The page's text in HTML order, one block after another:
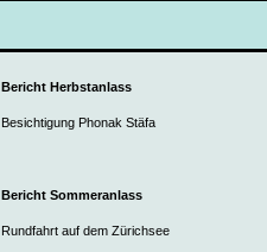
Bericht Herbstanlass
Besichtigung Phonak Stäfa
Bericht Sommeranlass
Rundfahrt auf dem Zürichsee